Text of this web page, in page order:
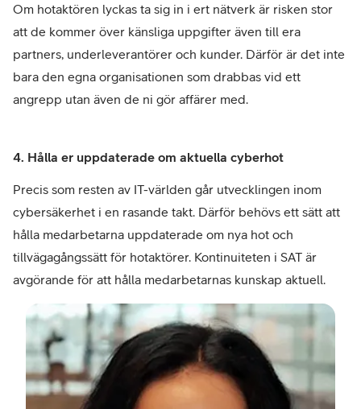
Om hotaktören lyckas ta sig in i ert nätverk är risken stor
att de kommer över känsliga uppgifter även till era
partners, underleverantörer och kunder. Därför är det inte
bara den egna organisationen som drabbas vid ett
angrepp utan även de ni gör affärer med.
4. Hålla er uppdaterade om aktuella cyberhot
Precis som resten av IT-världen går utvecklingen inom
cybersäkerhet i en rasande takt. Därför behövs ett sätt att
hålla medarbetarna uppdaterade om nya hot och
tillvägagångssätt för hotaktörer. Kontinuiteten i SAT är
avgörande för att hålla medarbetarnas kunskap aktuell.
–